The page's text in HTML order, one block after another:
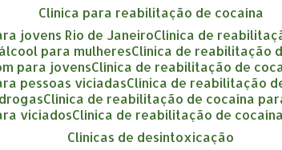
clínica para reabilitação de cocaína
jovens Rio de Janeiro clínica de
para mulheres clínica de reabilitação
para jovens clínica de reabilitação de
pessoas viciadas clínica de reabilitação
clínica de reabilitação de cocaína
viciados clínica de reabilitação de
clínicas de desintoxicação